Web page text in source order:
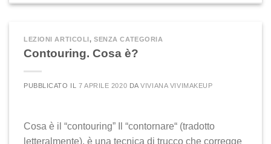
LEZIONI ARTICOLI,SENZA CATEGORIA
Contouring. Cosa è?
PUBBLICATO IL 7 APRILE 2020 DAVIVIANA VIVIMAKEUP
Cosa è il “contouring” Il “contornare“ (tradotto
letteralmente), è una tecnica di trucco che corregge